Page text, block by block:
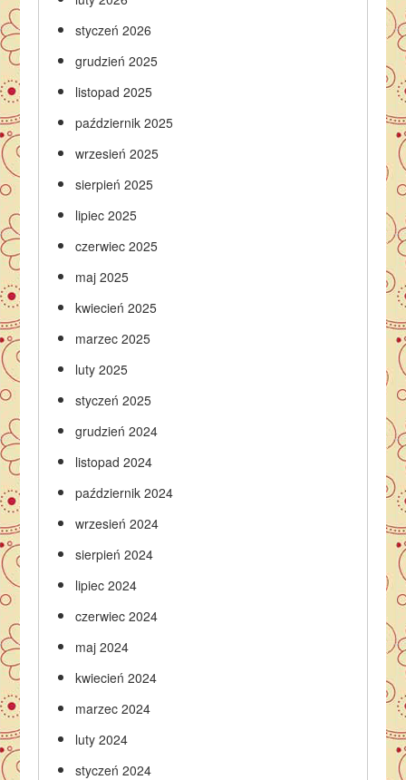
styczeń 2026
grudzień 2025
listopad 2025
październik 2025
wrzesień 2025
sierpień 2025
lipiec 2025
czerwiec 2025
maj 2025
kwiecień 2025
marzec 2025
luty 2025
styczeń 2025
grudzień 2024
listopad 2024
październik 2024
wrzesień 2024
sierpień 2024
lipiec 2024
czerwiec 2024
maj 2024
kwiecień 2024
marzec 2024
luty 2024
styczeń 2024